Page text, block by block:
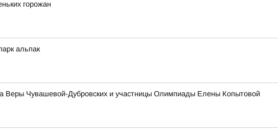
горожан
альпак
Веры Чувашевой-Дубровских и участницы Олимпиады Елены Копытовой